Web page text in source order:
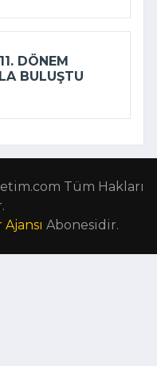
DÖNEM
BULUŞTU
Tüm Hakları
Abonesidir.